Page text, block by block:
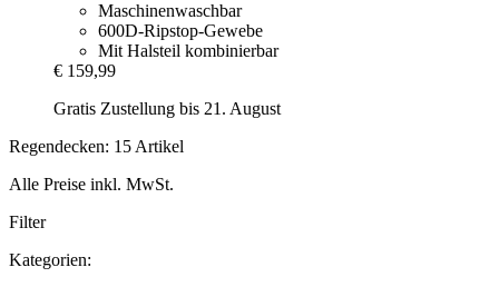
Maschinenwaschbar
600D-Ripstop-Gewebe
Mit Halsteil kombinierbar
€ 159,99
Gratis Zustellung bis 21. August
Regendecken: 15 Artikel
Alle Preise inkl. MwSt.
Filter
Kategorien: